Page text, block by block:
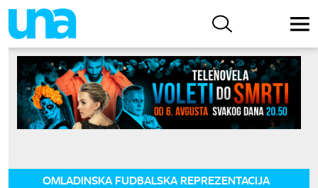
OMLADINSKA FUDBALSKA REPREZENTACIJA